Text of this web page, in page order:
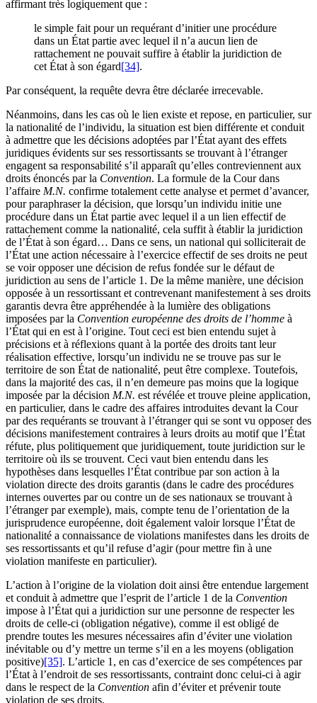
affirmant très logiquement que :
le simple fait pour un requérant d’initier une procédure
dans un État partie avec lequel il n’a aucun lien de
rattachement ne pouvait suffire à établir la juridiction de
cet État à son égard[34].
Par conséquent, la requête devra être déclarée irrecevable.
Néanmoins, dans les cas où le lien existe et repose, en particulier, sur
la nationalité de l’individu, la situation est bien différente et conduit
à admettre que les décisions adoptées par l’État ayant des effets
juridiques évidents sur ses ressortissants se trouvant à l’étranger
engagent sa responsabilité s’il apparaît qu’elles contreviennent aux
droits énoncés par la Convention. La formule de la Cour dans
l’affaire M.N. confirme totalement cette analyse et permet d’avancer,
pour paraphraser la décision, que lorsqu’un individu initie une
procédure dans un État partie avec lequel il a un lien effectif de
rattachement comme la nationalité, cela suffit à établir la juridiction
de l’État à son égard… Dans ce sens, un national qui solliciterait de
l’État une action nécessaire à l’exercice effectif de ses droits ne peut
se voir opposer une décision de refus fondée sur le défaut de
juridiction au sens de l’article 1. De la même manière, une décision
opposée à un ressortissant et contrevenant manifestement à ses droits
garantis devra être appréhendée à la lumière des obligations
imposées par la Convention européenne des droits de l’homme à
l’État qui en est à l’origine. Tout ceci est bien entendu sujet à
précisions et à réflexions quant à la portée des droits tant leur
réalisation effective, lorsqu’un individu ne se trouve pas sur le
territoire de son État de nationalité, peut être complexe. Toutefois,
dans la majorité des cas, il n’en demeure pas moins que la logique
imposée par la décision M.N. est révélée et trouve pleine application,
en particulier, dans le cadre des affaires introduites devant la Cour
par des requérants se trouvant à l’étranger qui se sont vu opposer des
décisions manifestement contraires à leurs droits au motif que l’État
réfute, plus politiquement que juridiquement, toute juridiction sur le
territoire où ils se trouvent. Ceci vaut bien entendu dans les
hypothèses dans lesquelles l’État contribue par son action à la
violation directe des droits garantis (dans le cadre des procédures
internes ouvertes par ou contre un de ses nationaux se trouvant à
l’étranger par exemple), mais, compte tenu de l’orientation de la
jurisprudence européenne, doit également valoir lorsque l’État de
nationalité a connaissance de violations manifestes dans les droits de
ses ressortissants et qu’il refuse d’agir (pour mettre fin à une
violation manifeste en particulier).
L’action à l’origine de la violation doit ainsi être entendue largement
et conduit à admettre que l’esprit de l’article 1 de la Convention
impose à l’État qui a juridiction sur une personne de respecter les
droits de celle-ci (obligation négative), comme il est obligé de
prendre toutes les mesures nécessaires afin d’éviter une violation
inévitable ou d’y mettre un terme s’il en a les moyens (obligation
positive)[35]. L’article 1, en cas d’exercice de ses compétences par
l’État à l’endroit de ses ressortissants, contraint donc celui-ci à agir
dans le respect de la Convention afin d’éviter et prévenir toute
violation de ses droits.